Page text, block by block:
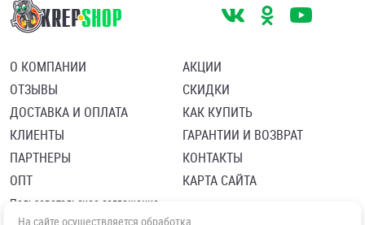
О КОМПАНИИ
ОТЗЫВЫ
ДОСТАВКА И ОПЛАТА
КЛИЕНТЫ
ПАРТНЕРЫ
ОПТ
АКЦИИ
СКИДКИ
КАК КУПИТЬ
ГАРАНТИИ И ВОЗВРАТ
КОНТАКТЫ
КАРТА САЙТА
Пользовательское соглашение
Политика в отношении обработки персональных данных
На сайте осуществляется обработка